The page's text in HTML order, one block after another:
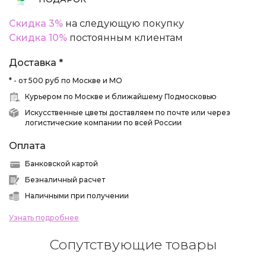
Скидка 3% на следующую покупку
Скидка 10% постоянным клиентам
Доставка *
* - от 500 руб по Москве и МО
Курьером по Москве и ближайшему Подмосковью
Искусственные цветы доставляем по почте или через
логистические компании по всей России
Оплата
Банковской картой
Безналичный расчет
Наличными при получении
Узнать подробнее
Сопутствующие товары